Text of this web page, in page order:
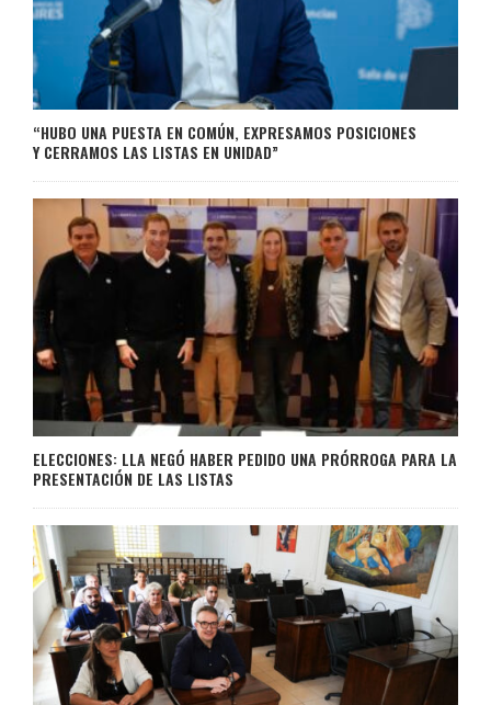
“HUBO UNA PUESTA EN COMÚN, EXPRESAMOS POSICIONES
Y CERRAMOS LAS LISTAS EN UNIDAD”
ELECCIONES: LLA NEGÓ HABER PEDIDO UNA PRÓRROGA PARA LA
PRESENTACIÓN DE LAS LISTAS